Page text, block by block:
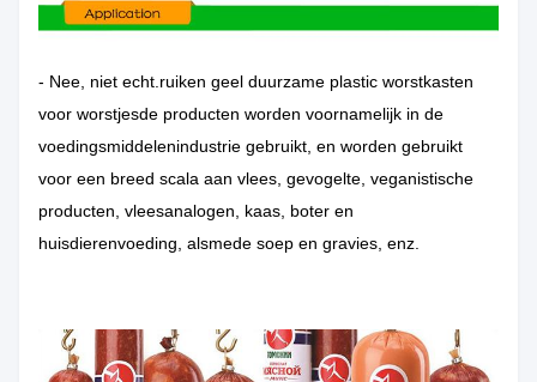
- Nee, niet echt. ruiken geel duurzame plastic worstkasten
voor worstjesde producten worden voornamelijk in de
voedingsmiddelenindustrie gebruikt, en worden gebruikt
voor een breed scala aan vlees, gevogelte, veganistische
producten, vleesanalogen, kaas, boter en
huisdierenvoeding, alsmede soep en gravies, enz.